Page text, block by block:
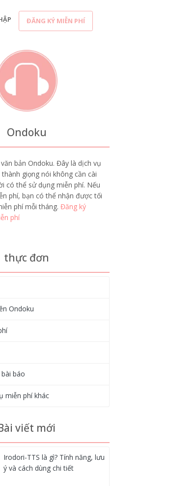
ĐĂNG KÝ MIỄN PHÍ
Ondoku
bản Ondoku. Đây là dịch vụ
giọng nói không cần cài
có thể sử dụng miễn phí. Nếu
phí, bạn có thể nhận được tối
phí mỗi tháng. Đăng ký
phí
thực đơn
Ondoku
báo
miễn phí khác
viết mới
Irodori-TTS là gì? Tính năng, lưu
ý và cách dùng chi tiết